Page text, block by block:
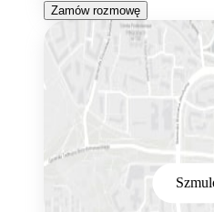
Zamów rozmowę